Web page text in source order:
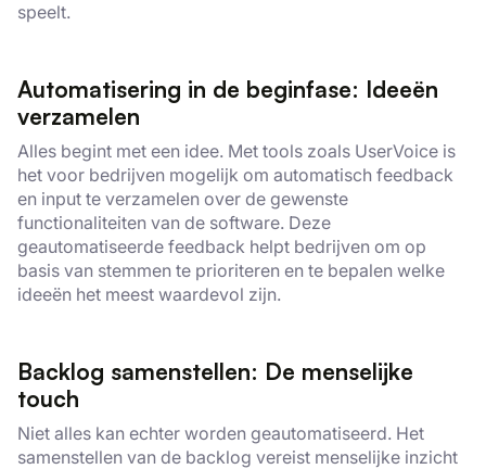
speelt.
Automatisering in de beginfase: Ideeën
verzamelen
Alles begint met een idee. Met tools zoals UserVoice is
het voor bedrijven mogelijk om automatisch feedback
en input te verzamelen over de gewenste
functionaliteiten van de software. Deze
geautomatiseerde feedback helpt bedrijven om op
basis van stemmen te prioriteren en te bepalen welke
ideeën het meest waardevol zijn.
Backlog samenstellen: De menselijke
touch
Niet alles kan echter worden geautomatiseerd. Het
samenstellen van de backlog vereist menselijke inzicht